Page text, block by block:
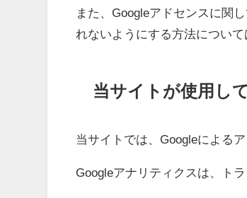
また、Googleアドセンスに関
れないようにする方法について
当サイトが使用し
当サイトでは、Googleによる
Googleアナリティクスは、ト